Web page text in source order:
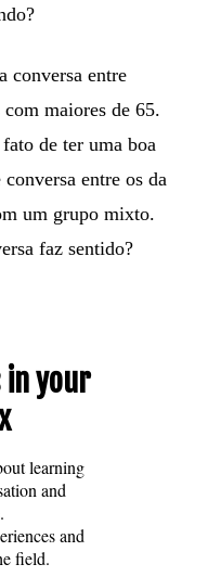
conversa entre
com maiores de 65.
de ter uma boa
entre os da
um grupo mixto.
faz sentido?